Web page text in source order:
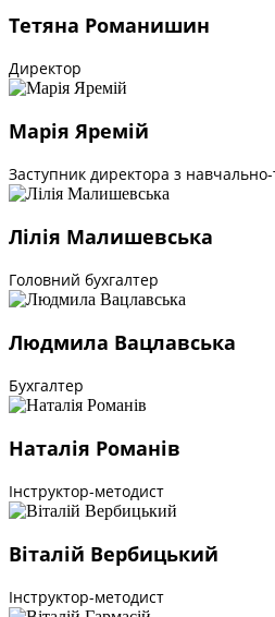
Тетяна Романишин
Директор
Марія Яремій
Заступник директора з
Лілія Малишевська
Головний бухгалтер
Людмила Вацлавська
Бухгалтер
Наталія Романів
Інструктор-методист
Віталій Вербицький
Інструктор-методист